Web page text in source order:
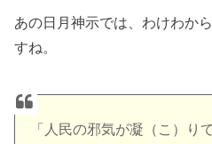
あの日月神示では、わけわか
すね。
「人民の邪気が凝（こ）り